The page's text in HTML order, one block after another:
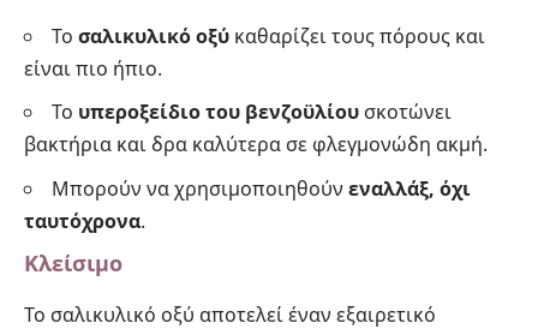
Το σαλικυλικό οξύ καθαρίζει τους πόρους και
είναι πιο ήπιο.
Το υπεροξείδιο του βενζοϋλίου σκοτώνει
βακτήρια και δρα καλύτερα σε φλεγμονώδη ακμή.
Μπορούν να χρησιμοποιηθούν εναλλάξ, όχι
ταυτόχρονα.
Κλείσιμο
Το σαλικυλικό οξύ αποτελεί έναν εξαιρετικό